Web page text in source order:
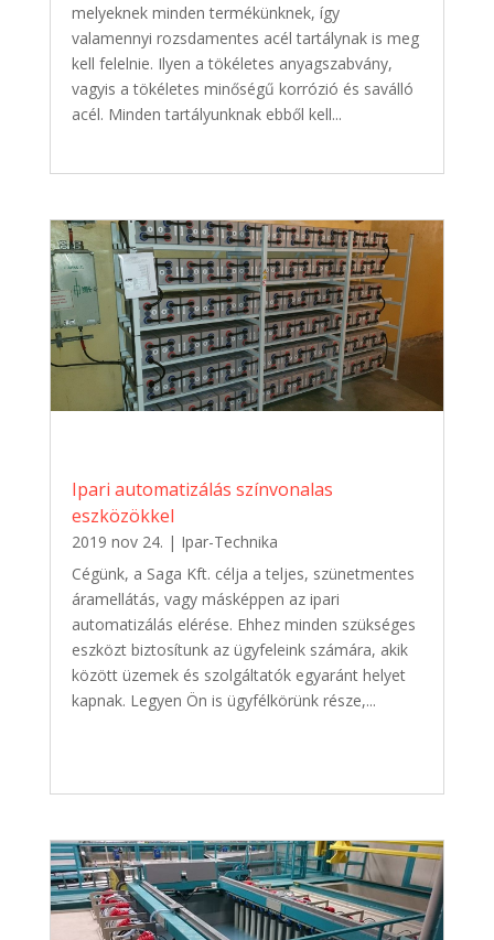
melyeknek minden termékünknek, így
valamennyi rozsdamentes acél tartálynak is meg
kell felelnie. Ilyen a tökéletes anyagszabvány,
vagyis a tökéletes minőségű korrózió és saválló
acél. Minden tartályunknak ebből kell...
Ipari automatizálás színvonalas
eszközökkel
2019 nov 24. | Ipar-Technika
Cégünk, a Saga Kft. célja a teljes, szünetmentes
áramellátás, vagy másképpen az ipari
automatizálás elérése. Ehhez minden szükséges
eszközt biztosítunk az ügyfeleink számára, akik
között üzemek és szolgáltatók egyaránt helyet
kapnak. Legyen Ön is ügyfélkörünk része,...